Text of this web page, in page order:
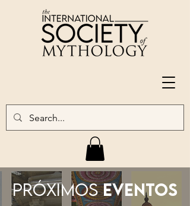
PRÓXIMOSEVENTOS